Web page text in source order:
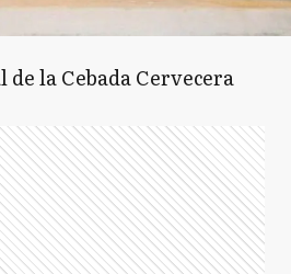
de la Cebada Cervecera